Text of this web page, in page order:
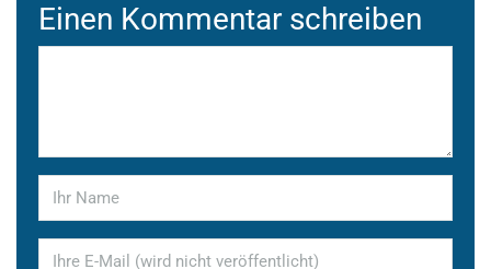
Einen Kommentar schreiben